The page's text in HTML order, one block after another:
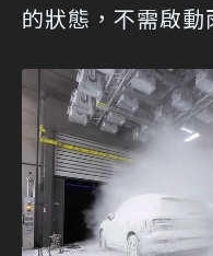
的狀態，不需啟動